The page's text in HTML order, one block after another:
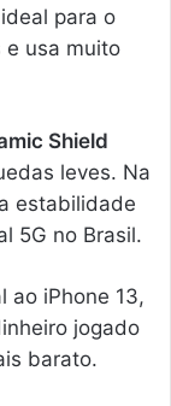
para o
e usa muito
Shield
leves. Na
estabilidade
5G no Brasil.
ao iPhone 13,
jogado
barato.